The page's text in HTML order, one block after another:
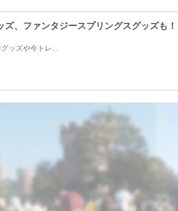
、ファンタジースプリングスグッズも！
ッズや今トレ...